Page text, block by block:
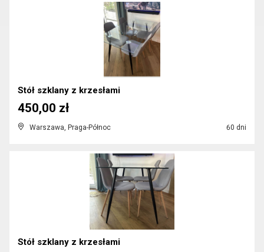
Stół szklany z krzesłami
Warszawa, Praga-Północ 60 dni
450,00 zł
Stół szklany z krzesłami